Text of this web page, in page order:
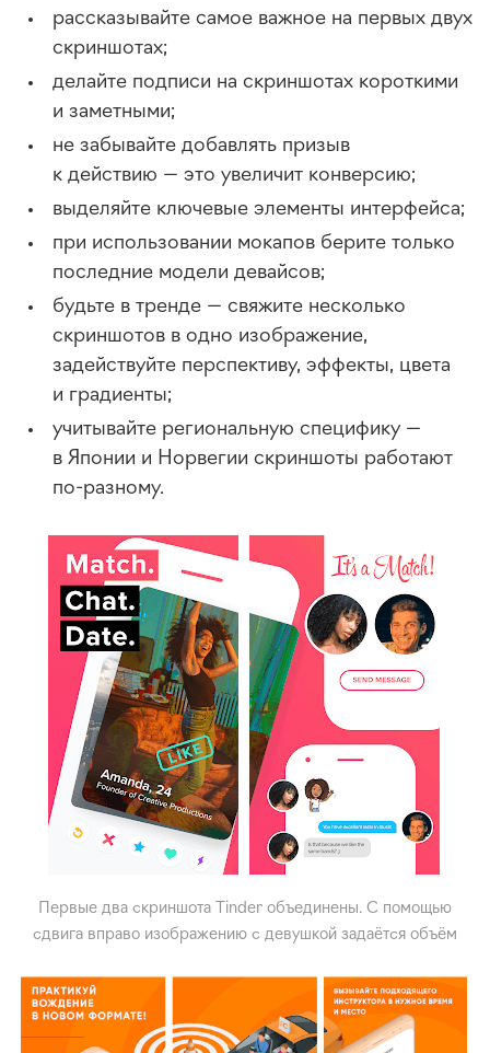
рассказывайте самое важное на первых двух
скриншотах;
делайте подписи на скриншотах короткими
и заметными;
не забывайте добавлять призыв
к действию — это увеличит конверсию;
выделяйте ключевые элементы интерфейса;
при использовании мокапов берите только
последние модели девайсов;
будьте в тренде — свяжите несколько
скриншотов в одно изображение,
задействуйте перспективу, эффекты, цвета
и градиенты;
учитывайте региональную специфику —
в Японии и Норвегии скриншоты работают
по-разному.
Первые два скриншота Tinder объединены. С помощью
сдвига вправо изображению с девушкой задаётся объём